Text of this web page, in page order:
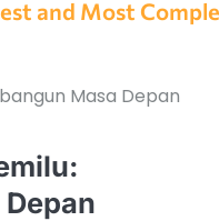
and Most
Masa Depan